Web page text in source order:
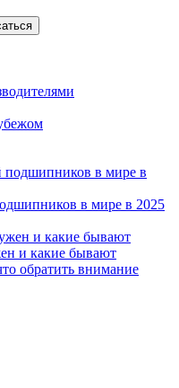
в мире в 2025
и какие бывают
обратить внимание